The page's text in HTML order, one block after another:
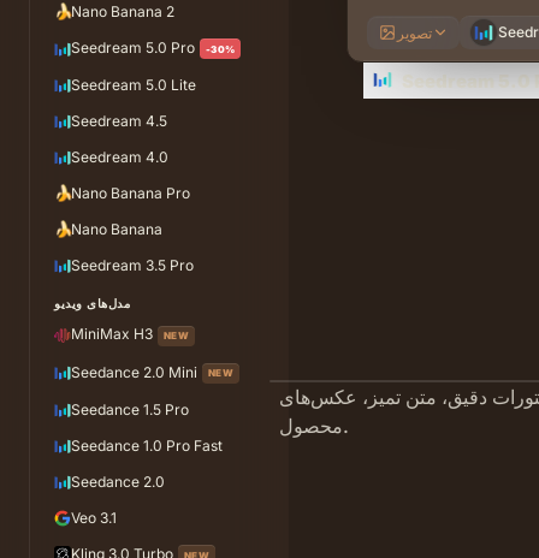
🍌Nano Banana 2
Seedream 5.0 Pro
-30%
Seedream 5.0 Lite
Seedream 4.5
Seedream 4.0
🍌Nano Banana Pro
🍌Nano Banana
Seedream 3.5 Pro
مدل‌های ویدیو
MiniMax H3 NEW
Seedance 2.0 Mini NEW
Seedance 1.5 Pro
Seedance 1.0 Pro Fast
Seedance 2.0
Veo 3.1
Kling 3.0 Turbo
NEW
تصویر
دقیق، متن تمیز، عکس‌های
محصول.